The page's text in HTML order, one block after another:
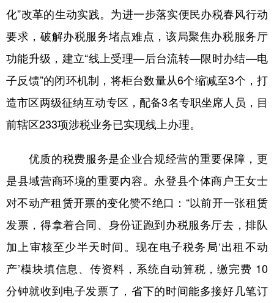
化”改革的生动实践。为进一步落实便民办税春风行动
要求，破解办税服务堵点难点，该局聚焦办税服务厅
功能升级，建立“线上受理—后台流转—限时办结—电
子反馈”的闭环机制，将柜台数量从6个缩减至3个，打
造市区两级征纳互动专区，配备3名专职坐席人员，目
前辖区233项涉税业务已实现线上办理。
优质的税费服务是企业合规经营的重要保障，更
是县域营商环境的重要内容。永登县个体商户王女士
对不动产租赁开票的变化赞不绝口：“以前开一张租赁
发票，得拿着合同、身份证跑到办税服务厅去，排队
加上审核至少半天时间。现在电子税务局‘出租不动
产’模块填信息、传资料，系统自动算税，缴完费 10
分钟就收到电子发票了，省下的时间能多接好几笔订